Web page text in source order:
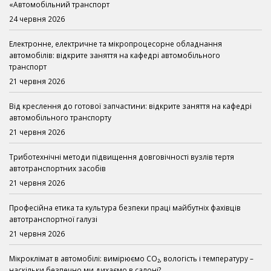
«Автомобільний транспорт
24 червня 2026
Електронне, електричне та мікропроцесорне обладнання
автомобілів: відкрите заняття на кафедрі автомобільного
транспорт
21 червня 2026
Від креслення до готової запчастини: відкрите заняття на кафедрі
автомобільного транспорту
21 червня 2026
Триботехнічні методи підвищення довговічності вузлів тертя
автотранспортних засобів
21 червня 2026
Професійна етика та культура безпеки праці майбутніх фахівців
автотранспортної галузі
21 червня 2026
Мікроклімат в автомобілі: вимірюємо CO₂, вологість і температуру –